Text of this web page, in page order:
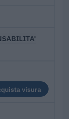
visura